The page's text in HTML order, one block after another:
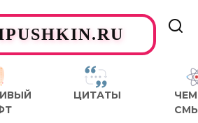
ЦИТАТЫ
ЧЕМ